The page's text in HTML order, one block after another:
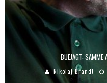
BUEJAGT: SAMME
Nikolaj Brandt